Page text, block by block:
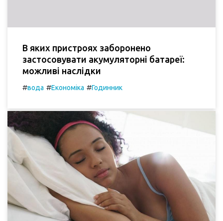
В яких пристроях заборонено
застосовувати акумуляторні батареї:
можливі наслідки
#вода #Економіка #Годинник